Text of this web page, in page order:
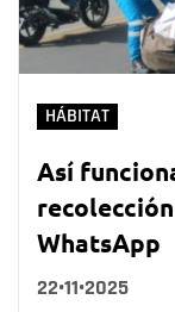
HÁBITAT
Así
WhatsApp
22•11•2025